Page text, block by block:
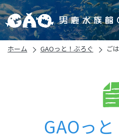
ホーム GAOっと！ぶろぐ ご
GAOっ